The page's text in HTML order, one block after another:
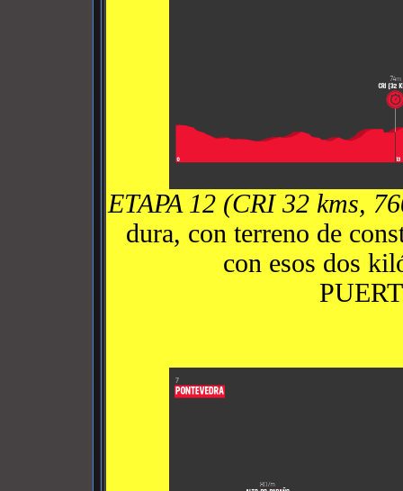
ETAPA 12 (CRI 32 kms,
dura, con terreno de
con esos dos